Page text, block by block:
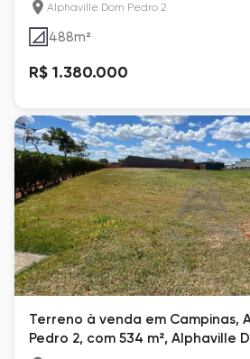
Alphaville Dom Pedro 2
488m²
R$ 1.380.000
Terreno à venda em Campinas,
Pedro 2, com 534 m², Alphaville